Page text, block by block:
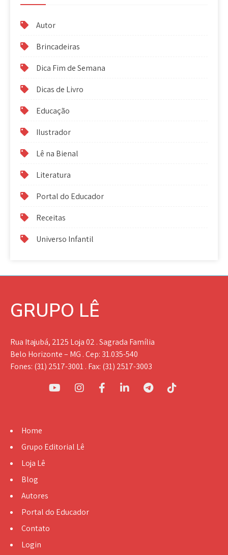
Autor
Brincadeiras
Dica Fim de Semana
Dicas de Livro
Educação
Ilustrador
Lê na Bienal
Literatura
Portal do Educador
Receitas
Universo Infantil
GRUPO LÊ
Rua Itajubá, 2125 Loja 02 . Sagrada Família
Belo Horizonte – MG . Cep: 31.035-540
Fones: (31) 2517-3001 . Fax: (31) 2517-3003
Home
Grupo Editorial Lê
Loja Lê
Blog
Autores
Portal do Educador
Contato
Login